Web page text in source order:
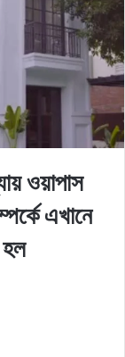
ওয়াপাস
এখানে